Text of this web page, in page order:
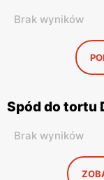
Brak wyników
Spód do tortu
Brak wyników